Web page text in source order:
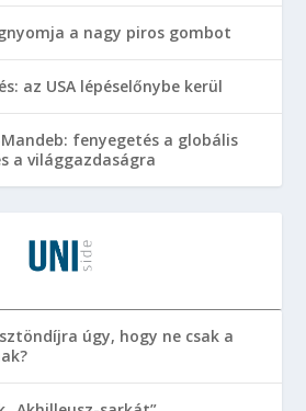
a nagy piros gombot
az USA lépéselőnybe kerül
fenyegetés a globális
a világgazdaságra
úgy, hogy ne csak a